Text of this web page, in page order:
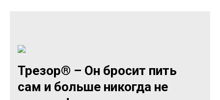
Трезор® – Он бросит пить
сам и больше никогда не